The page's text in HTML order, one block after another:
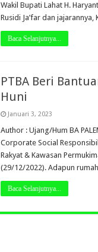
Wakil Bupati Lahat H.
Rusidi Ja’far dan
Baca Selanjutnya...
PTBA Beri
Huni
Januari 3, 2023
Author : Ujang/Hum BA
Corporate Social
Rakyat & Kawasan
(29/12/2022). Adapun
Baca Selanjutnya...